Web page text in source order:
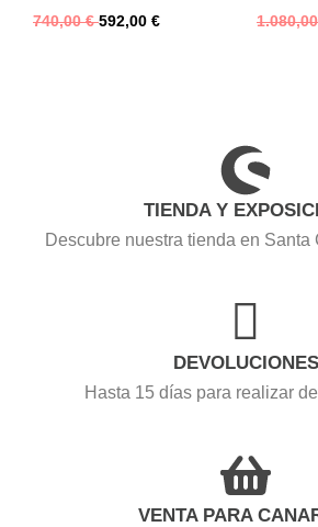
740,00€ 592,00 €
TIENDA Y
Descubre nuestra tienda en Santa
DEVOLUCIONES
Hasta 15 días para realizar
VENTA PARA